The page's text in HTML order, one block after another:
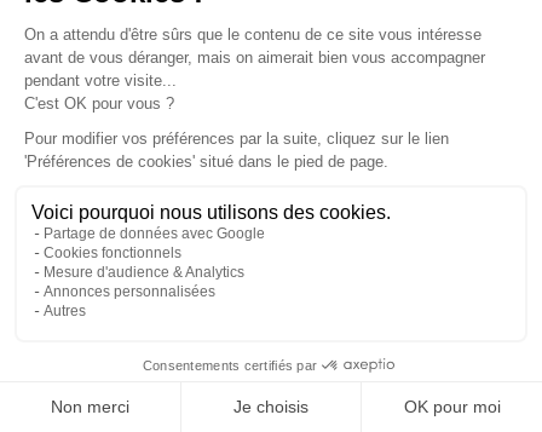
parLibertium Est(ex-CLC Loisirs), réseau professionnel de
15 concessions de camping-cars dans le Nord-Est de la
France. Evasia dispose d’un large panel de véhicules de
loisirs, camping-cars, vans à toit relevables, fourgons
aménagés de marques généralistes.
Besançon, Chalon-sur-Saône, Epinal, Marne-la-vallée,
Metz Nord & Sud, Reims, Saint-Dizier, Strasbourg, Troyes,
Vesoul), Chartres, Orléans, Tours, Vannes
Copa; fourgons Font Vendôme Master Van, Terra Van,